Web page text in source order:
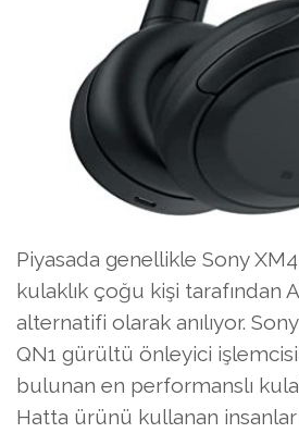
Piyasada genellikle Sony
kulaklık çoğu kişi tarafından
alternatifi olarak anılıyor.
QN1 gürültü önleyici
bulunan en performanslı
Hatta ürünü kullanan insanlar